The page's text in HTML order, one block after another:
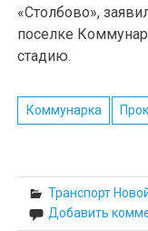
«Столбово»,
поселке
стадию.
Коммунарка
Транспорт
Добавить